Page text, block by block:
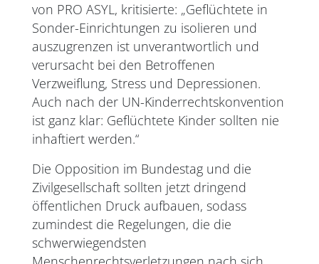
von PRO ASYL, kritisierte: „Geflüchtete in
Sonder-Einrichtungen zu isolieren und
auszugrenzen ist unverantwortlich und
verursacht bei den Betroffenen
Verzweiflung, Stress und Depressionen.
Auch nach der UN-Kinderrechtskonvention
ist ganz klar: Geflüchtete Kinder sollten nie
inhaftiert werden.“
Die Opposition im Bundestag und die
Zivilgesellschaft sollten jetzt dringend
öffentlichen Druck aufbauen, sodass
zumindest die Regelungen, die die
schwerwiegendsten